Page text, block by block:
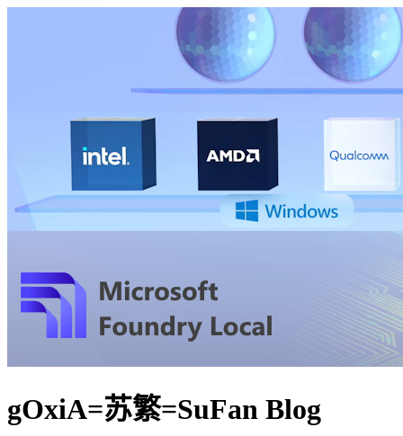
gOxiA=苏繁=SuFan Blog